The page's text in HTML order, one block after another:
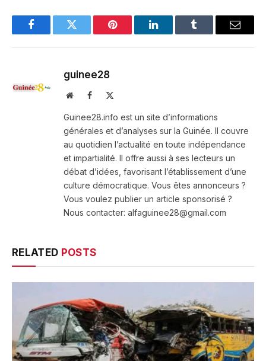
FacebookTwitter Pinterest LinkedInTumblr Email
guinee28
WebsiteFacebook
Guinee28.info est un site d’informations
générales et d’analyses sur la Guinée. Il couvre
au quotidien l’actualité en toute indépendance
et impartialité. Il offre aussi à ses lecteurs un
débat d’idées, favorisant l’établissement d’une
culture démocratique. Vous êtes annonceurs ?
Vous voulez publier un article sponsorisé ?
Nous contacter: alfaguinee28@gmail.com
RELATED POSTS